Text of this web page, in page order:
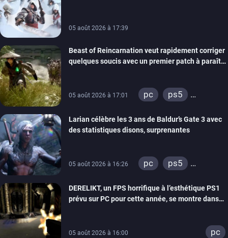
05 août 2026 à 17:39
Beast of Reincarnation veut rapidement corriger
quelques soucis avec un premier patch à paraître
05 août 2026 à 17:01 pc
ps5
Larian célèbre les 3 ans de Baldur’s Gate 3 avec
des statistiques disons, surprenantes
05 août 2026 à 16:26 pc
ps5
DERELIKT, un FPS horrifique à l’esthétique PS1
prévu sur PC pour cette année, se montre dans
05 août 2026 à 16:00 pc